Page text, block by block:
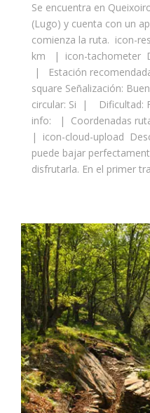
Se encuentra en
(Lugo) y cuenta con un
comienza la ruta. icon-
km | icon-tachometer
| Estación
square Señalización:
circular: Si | Dificultad:
info: | Coordenadas
| icon-cloud-upload
puede bajar
disfrutarla. En el primer